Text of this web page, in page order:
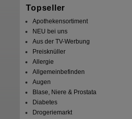
Topseller
Apothekensortiment
NEU bei uns
Aus der TV-Werbung
Preisknüller
Allergie
Allgemeinbefinden
Augen
Blase, Niere & Prostata
Diabetes
Drogeriemarkt